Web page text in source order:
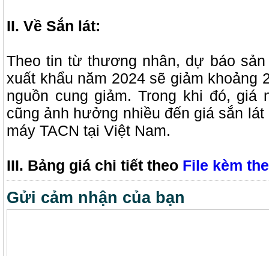
II. Về Sắn lát:
Theo tin từ thương nhân, dự báo
xuất khẩu năm 2024 sẽ giảm khoảng
nguồn cung giảm. Trong khi đó, giá
cũng ảnh hưởng nhiều đến giá sắn
máy TACN tại Việt Nam.
III. Bảng giá chi tiết theo File kèm
Gửi cảm nhận của bạn